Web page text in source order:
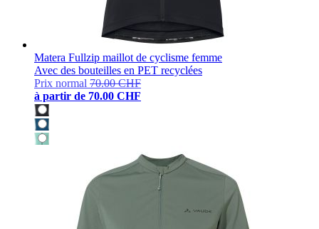
Matera Fullzip maillot de cyclisme femme
Avec des bouteilles en PET recyclées
Prix normal 70.00 CHF
à partir de 70.00 CHF